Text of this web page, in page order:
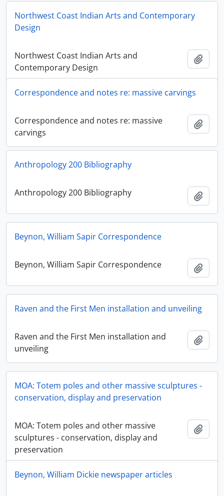
Northwest Coast Indian Arts and Contemporary
Design
Northwest Coast Indian Arts and
Contemporary Design
Correspondence and notes re: massive carvings
Correspondence and notes re: massive
carvings
Anthropology 200 Bibliography
Anthropology 200 Bibliography
Beynon, William Sapir Correspondence
Beynon, William Sapir Correspondence
Raven and the First Men installation and unveiling
Raven and the First Men installation and
unveiling
MOA: Totem poles and other massive sculptures -
conservation, display and preservation
MOA: Totem poles and other massive
sculptures - conservation, display and
preservation
Beynon, William Dickie newspaper articles